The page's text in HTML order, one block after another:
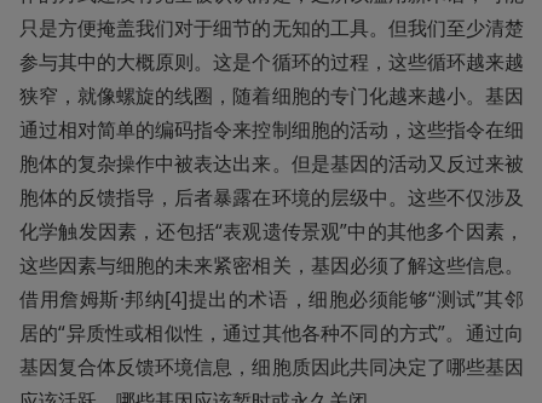
只是方便掩盖我们对于细节的无知的工具。但我们至少清楚
参与其中的大概原则。这是个循环的过程，这些循环越来越
狭窄，就像螺旋的线圈，随着细胞的专门化越来越小。基因
通过相对简单的编码指令来控制细胞的活动，这些指令在细
胞体的复杂操作中被表达出来。但是基因的活动又反过来被
胞体的反馈指导，后者暴露在环境的层级中。这些不仅涉及
化学触发因素，还包括“表观遗传景观”中的其他多个因素，
这些因素与细胞的未来紧密相关，基因必须了解这些信息。
借用詹姆斯·邦纳[4]提出的术语，细胞必须能够“测试”其邻
居的“异质性或相似性，通过其他各种不同的方式”。通过向
基因复合体反馈环境信息，细胞质因此共同决定了哪些基因